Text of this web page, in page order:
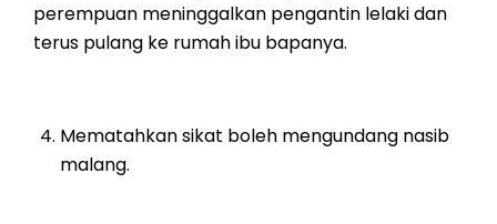
perempuan meninggalkan pengantin lelaki dan
terus pulang ke rumah ibu bapanya.
Mematahkan sikat boleh mengundang nasib
malang.